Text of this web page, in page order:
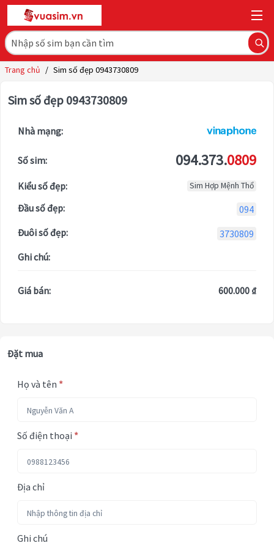
Trang chủ / Sim số đẹp 0943730809
Sim số đẹp 0943730809
Nhà mạng:
Số sim: 094.373.0809
Kiểu số đẹp: Sim Hợp Mệnh Thổ
Đầu số đẹp:
094
Đuôi số đẹp:
3730809
Ghi chú:
Giá bán: 600.000 ₫
Đặt mua
Họ và tên *
Số điện thoại *
Địa chỉ
Ghi chú